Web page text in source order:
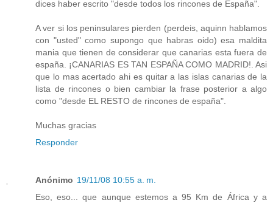
dices haber escrito "desde todos los rincones de España".
A ver si los peninsulares pierden (perdeis, aquinn hablamos
con "usted" como supongo que habras oido) esa maldita
mania que tienen de considerar que canarias esta fuera de
españa. ¡CANARIAS ES TAN ESPAÑA COMO MADRID!. Asi
que lo mas acertado ahi es quitar a las islas canarias de la
lista de rincones o bien cambiar la frase posterior a algo
como "desde EL RESTO de rincones de españa".
Muchas gracias
Responder
Anónimo 19/11/08 10:55 a. m.
Eso, eso... que aunque estemos a 95 Km de África y a